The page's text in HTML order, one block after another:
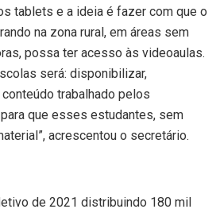
tablets e a ideia é fazer com que o
na zona rural, em áreas sem
possa ter acesso às videoaulas.
será: disponibilizar,
trabalhado pelos
que esses estudantes, sem
acrescentou o secretário.
de 2021 distribuindo 180 mil